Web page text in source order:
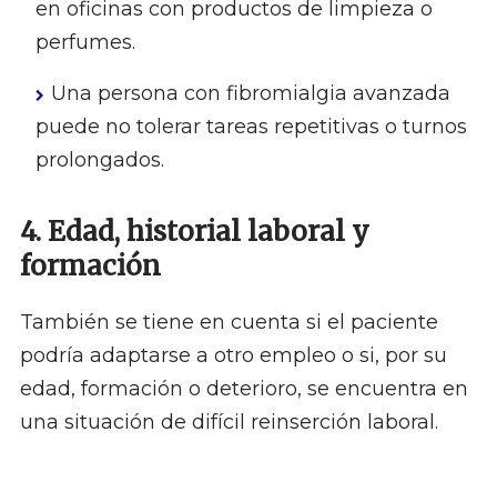
en oficinas con productos de limpieza o
perfumes.
Una persona con fibromialgia avanzada
puede no tolerar tareas repetitivas o turnos
prolongados.
4. Edad, historial laboral y
formación
También se tiene en cuenta si el paciente
podría adaptarse a otro empleo o si, por su
edad, formación o deterioro, se encuentra en
una situación de difícil reinserción laboral.